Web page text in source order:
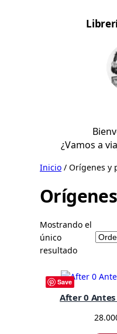
¿Vamos a
Inicio / Orígenes y
Mostrando el
único
resultado
Save
After 0 Antes